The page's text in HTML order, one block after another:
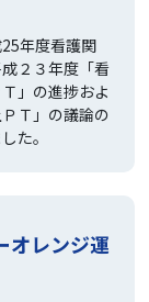
年度看護関
２３年度「看
」の進捗およ
Ｔ」の議論の
た。
オレンジ運